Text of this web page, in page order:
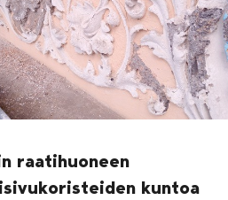
raatihuoneen
kuntoa